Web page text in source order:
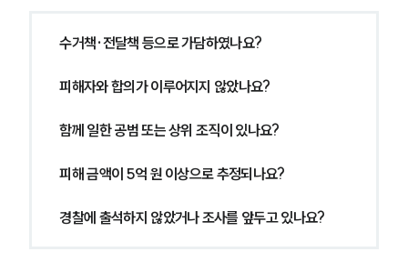
소식/자료
공지사항
수거책·전달책 등으로 가담하였나요?
피해자와 합의가 이루어지지 않았나요?
함께 일한 공범 또는 상위 조직이 있나요?
피해 금액이 5억 원 이상으로 추정되나요?
경찰에 출석하지 않았거나 조사를 앞두고 있나요?